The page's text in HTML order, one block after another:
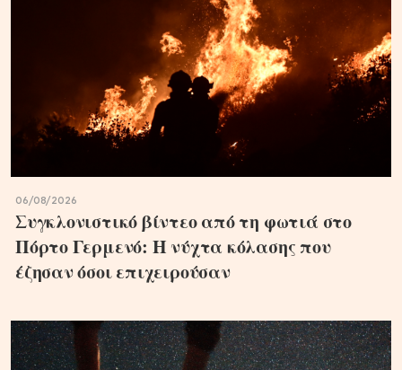
06/08/2026
Συγκλονιστικό βίντεο από τη φωτιά στο
Πόρτο Γερμενό: Η νύχτα κόλασης που
έζησαν όσοι επιχειρούσαν